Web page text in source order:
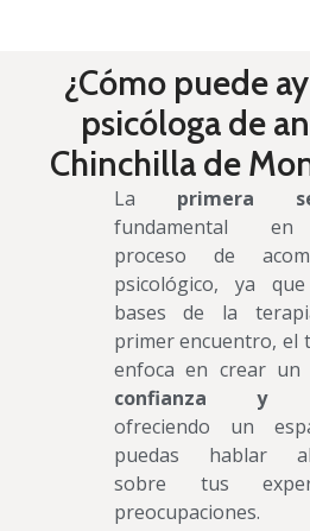
¿Cómo puede
psicóloga de
Chinchilla de
La primera
fundamental en
proceso de
psicológico, ya
bases de la
primer encuentro, el
enfoca en crear un
confianza y
ofreciendo un
puedas hablar
sobre tus
preocupaciones.